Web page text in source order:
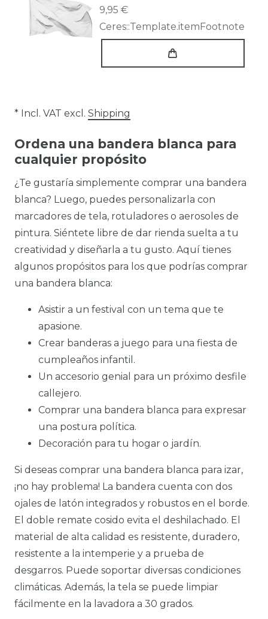
9,95 €
Ceres::Template.itemFootnote
* Incl. VAT excl. Shipping
Ordena una bandera blanca para
cualquier propósito
¿Te gustaría simplemente comprar una bandera
blanca? Luego, puedes personalizarla con
marcadores de tela, rotuladores o aerosoles de
pintura. Siéntete libre de dar rienda suelta a tu
creatividad y diseñarla a tu gusto. Aquí tienes
algunos propósitos para los que podrías comprar
una bandera blanca:
Asistir a un festival con un tema que te
apasione.
Crear banderas a juego para una fiesta de
cumpleaños infantil.
Un accesorio genial para un próximo desfile
callejero.
Comprar una bandera blanca para expresar
una postura política.
Decoración para tu hogar o jardín.
Si deseas comprar una bandera blanca para izar,
¡no hay problema! La bandera cuenta con dos
ojales de latón integrados y robustos en el borde.
El doble remate cosido evita el deshilachado. El
material de alta calidad es resistente, duradero,
resistente a la intemperie y a prueba de
desgarros. Puede soportar diversas condiciones
climáticas. Además, la tela se puede limpiar
fácilmente en la lavadora a 30 grados.